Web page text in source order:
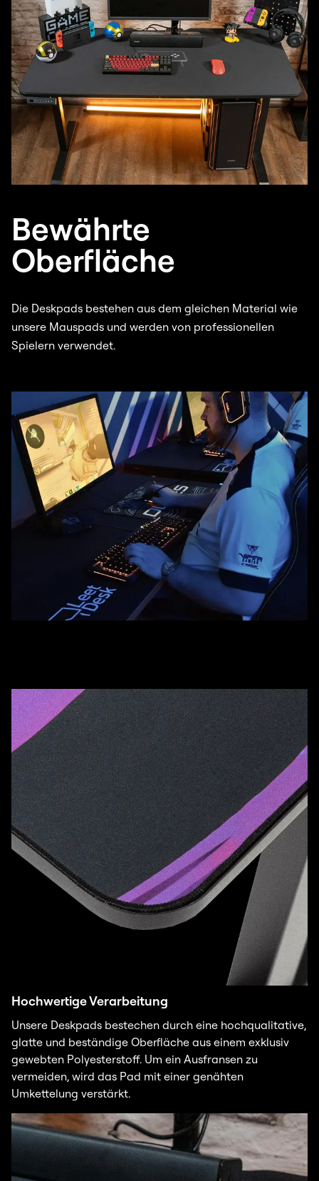
Bewährte
Oberfläche
Die Deskpads bestehen aus dem gleichen Material wie
unsere Mauspads und werden von professionellen
Spielern verwendet.
Hochwertige Verarbeitung
Unsere Deskpads bestechen durch eine hochqualitative,
glatte und beständige Oberfläche aus einem exklusiv
gewebten Polyesterstoff. Um ein Ausfransen zu
vermeiden, wird das Pad mit einer genähten
Umkettelung verstärkt.